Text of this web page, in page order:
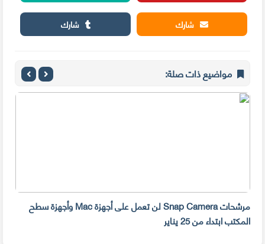
شارك
شارك
مواضيع ذات صلة:
مرشحات Snap Camera لن تعمل على أجهزة Mac وأجهزة سطح
المكتب ابتداء من 25 يناير